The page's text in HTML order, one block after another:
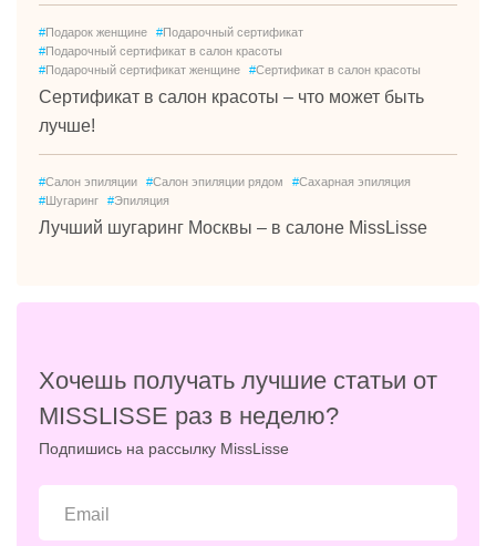
#Подарок женщине #Подарочный сертификат
#Подарочный сертификат в салон красоты
#Подарочный сертификат женщине #Сертификат в салон красоты
Сертификат в салон красоты – что может быть
лучше!
#Салон эпиляции #Салон эпиляции рядом #Сахарная эпиляция
#Шугаринг #Эпиляция
Лучший шугаринг Москвы – в салоне MissLisse
Хочешь получать лучшие статьи от
MISSLISSE раз в неделю?
Подпишись на рассылку MissLisse